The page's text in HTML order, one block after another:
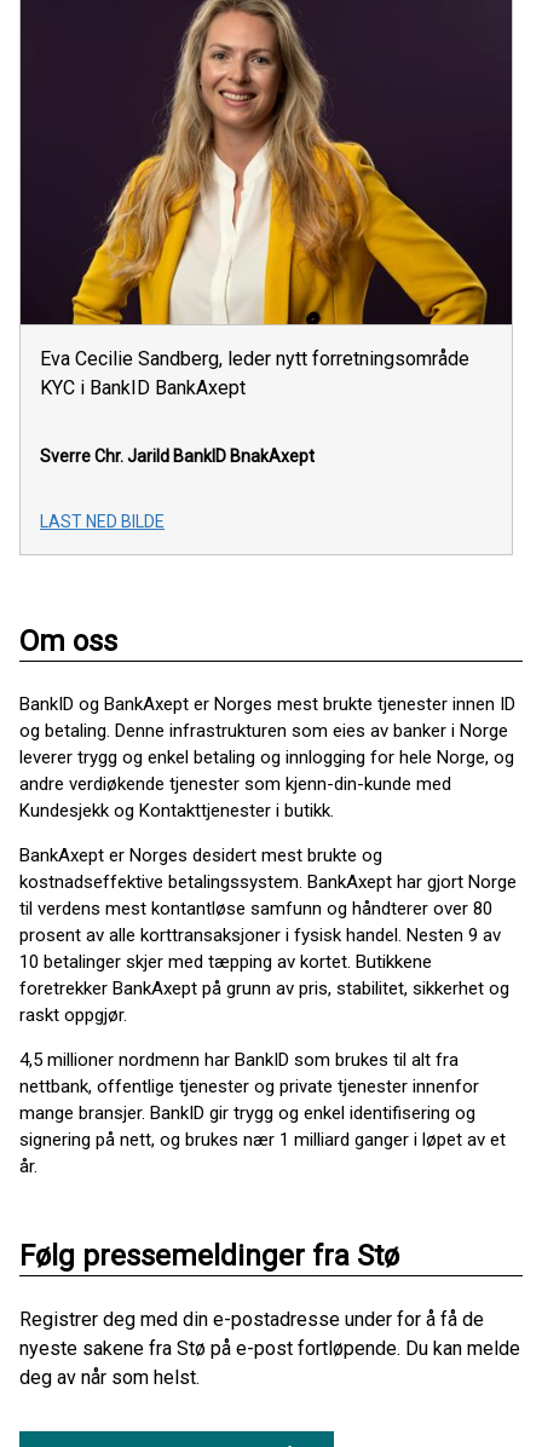
Eva Cecilie Sandberg, leder nytt forretningsområde
KYC i BankID BankAxept
Sverre Chr. Jarild BankID BnakAxept
LAST NED BILDE
Om oss
BankID og BankAxept er Norges mest brukte tjenester innen ID
og betaling. Denne infrastrukturen som eies av banker i Norge
leverer trygg og enkel betaling og innlogging for hele Norge, og
andre verdiøkende tjenester som kjenn-din-kunde med
Kundesjekk og Kontakttjenester i butikk.
BankAxept er Norges desidert mest brukte og
kostnadseffektive betalingssystem. BankAxept har gjort Norge
til verdens mest kontantløse samfunn og håndterer over 80
prosent av alle korttransaksjoner i fysisk handel. Nesten 9 av
10 betalinger skjer med tæpping av kortet. Butikkene
foretrekker BankAxept på grunn av pris, stabilitet, sikkerhet og
raskt oppgjør.
4,5 millioner nordmenn har BankID som brukes til alt fra
nettbank, offentlige tjenester og private tjenester innenfor
mange bransjer. BankID gir trygg og enkel identifisering og
signering på nett, og brukes nær 1 milliard ganger i løpet av et
år.
Følg pressemeldinger fra Stø
Registrer deg med din e-postadresse under for å få de
nyeste sakene fra Stø på e-post fortløpende. Du kan melde
deg av når som helst.